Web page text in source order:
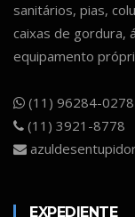
sanitários, pias,
caixas de gordura,
equipamento
(11) 96284-0278
(11) 3921-8778
EXPEDIENTE